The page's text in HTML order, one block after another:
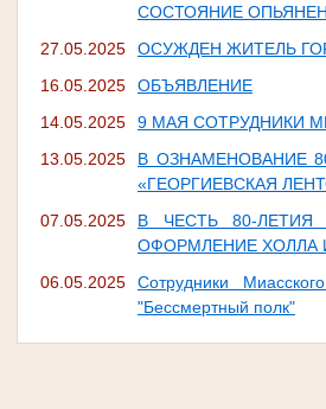
СОСТОЯНИЕ
27.05.2025
ОСУЖДЕН ЖИТЕЛЬ
16.05.2025
ОБЪЯВЛЕНИЕ
14.05.2025
9 МАЯ СОТРУДНИКИ
13.05.2025
В ОЗНАМЕНОВАНИЕ
«ГЕОРГИЕВСКАЯ
07.05.2025
В ЧЕСТЬ 80-
ОФОРМЛЕНИЕ ХОЛЛА
06.05.2025
Cотрудники
"Бессмертный полк"